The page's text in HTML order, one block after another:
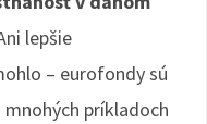
lepšie
– eurofondy sú
príkladoch